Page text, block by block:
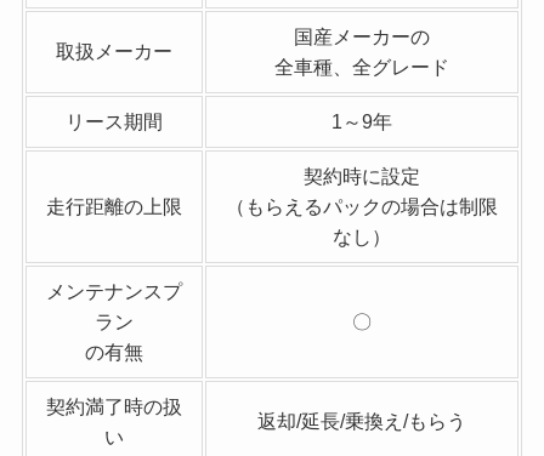
思ってたよりも高く
ついたことです。
任意保険は別途加入
メンテナンスプラン
は別料金で契約期間
解約したい場合は違
約金が発生するとこ
取扱メーカー
国産メーカーの
全車種、全グレード
リース期間 1～9年
走行距離の上限
契約時に設定
（もらえるパックの場合は制限
なし）
メンテナンスプ
ラン
の有無
〇
契約満了時の扱
い
返却/延長/乗換え/もらう